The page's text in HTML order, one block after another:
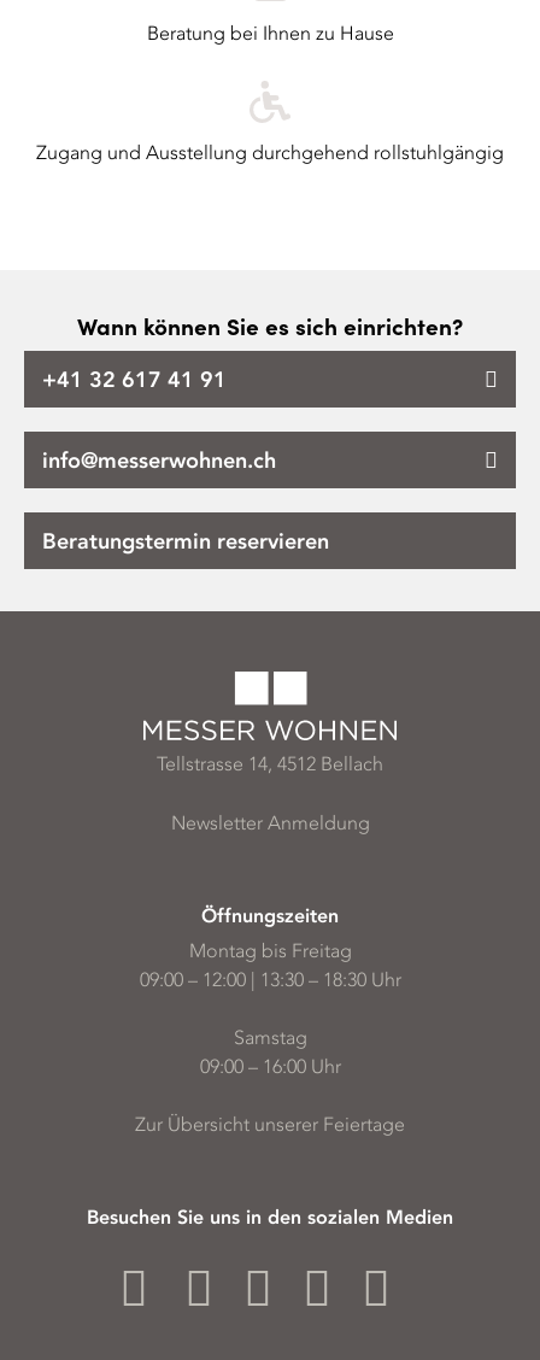
Beratung bei Ihnen zu Hause
Zugang und Ausstellung durchgehend rollstuhlgängig
Wann können Sie es sich einrichten?
+41 32 617 41 91
info@messerwohnen.ch
Beratungstermin reservieren
Tellstrasse 14, 4512 Bellach
Newsletter Anmeldung
Öffnungszeiten
Montag bis Freitag
09:00 – 12:00 | 13:30 – 18:30 Uhr
Samstag
09:00 – 16:00 Uhr
Zur Übersicht unserer Feiertage
Besuchen Sie uns in den sozialen Medien